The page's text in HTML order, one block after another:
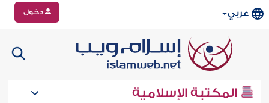
عربي دخول
المكتبة الإسلامية